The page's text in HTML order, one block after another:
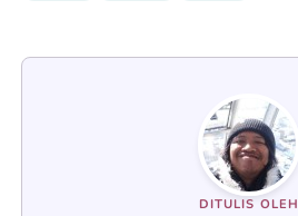
DITULIS OLEH